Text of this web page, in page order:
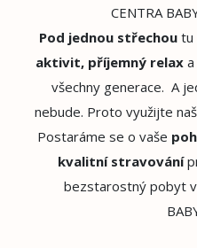
CENTRA
Pod jednou střechou tu
aktivit, příjemný relax
všechny generace. A
nebude. Proto využijte
Postaráme se o vaše
kvalitní stravování
bezstarostný pobyt